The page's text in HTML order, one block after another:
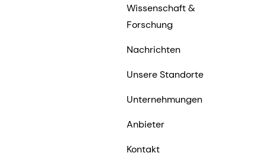
Wissenschaft &
Forschung
Nachrichten
Unsere Standorte
Unternehmungen
Anbieter
Kontakt